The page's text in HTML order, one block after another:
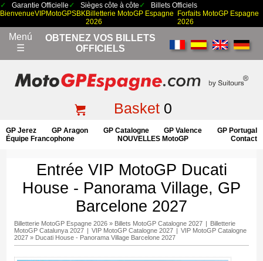
Garantie Officielle Sièges côte à côte
Billets Officiels
BienvenueVIPMotoGPSBKBilletterie MotoGP Espagne
2026
Forfaits MotoGP Espagne
2026
Menú
☰
OBTENEZ VOS BILLETS
OFFICIELS
Basket0
GP Jerez GP Aragon GP Catalogne GP Valence
GP Portugal
Équipe Francophone
NOUVELLES MotoGP Contact
Entrée VIP MotoGP Ducati
House - Panorama Village, GP
Barcelone 2027
Billetterie MotoGP Espagne 2026» Billets MotoGP Catalogne 2027 | Billetterie
MotoGP Catalunya 2027 | VIP MotoGP Catalogne 2027 | VIP MotoGP Catalogne
2027» Ducati House - Panorama Village Barcelone 2027